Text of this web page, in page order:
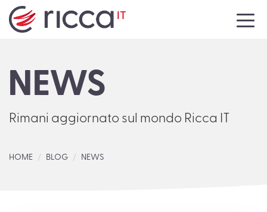
SERVIZI
NEWS
Rimani aggiornato sul mondo Ricca IT
HOME BLOG NEWS